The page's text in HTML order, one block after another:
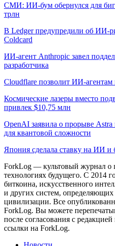
СМИ: ИИ-бум обернулся для
трлн
В Ledger предупредили об ИИ-
Coldcard
ИИ-агент Anthropic завел
разработчика
Cloudflare позволит ИИ-агентам
Космические лазеры вместо
привлек $10,75 млн
OpenAI заявила о прорыве Astra
для квантовой сложности
Япония сделала ставку на ИИ и
ForkLog — культовый журнал о
технологиях будущего. С 2014
биткоина, искусственного
и других систем,
цивилизации. Все
ForkLog. Вы можете
после согласования с
ссылки на ForkLog.